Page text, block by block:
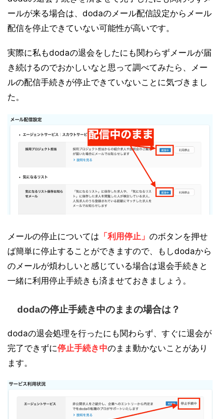
ールが来る場合は、dodaのメール配信設定からメール
配信を停止できていない可能性が高いです。
実際に私もdodaの退会をしたにも関わらずメールが届
き続けるのでおかしいなと思って調べてみたら、メー
ルの配信手続きが停止できていないことに気づきまし
た。
メールの停止については 「利用停止」 のボタンを押せ
ば簡単に停止することができますので、もしdodaから
のメールが煩わしいと感じている場合は退会手続きと
一緒に利用停止手続きも済ませておきましょう。
dodaの停止手続き中のままの場合は？
dodaの退会処理を行ったにも関わらず、すぐに退会が
完了できずに停止手続き中のまま動かないことがあり
ます。